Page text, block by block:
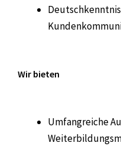
Wir bieten
Umfangreiche